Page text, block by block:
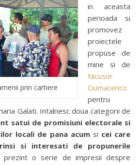
prin cartiere
in aceasta
perioada si
promovez
proiectele
propuse de
mine si de
Nicusor
Ciumacenco
pentru
Galati. Intalnesc doua categorii de
satui de promisiuni electorale si
locali de pana acumsi cei care
si interesati de propunerile
prezint o serie de impresii despre